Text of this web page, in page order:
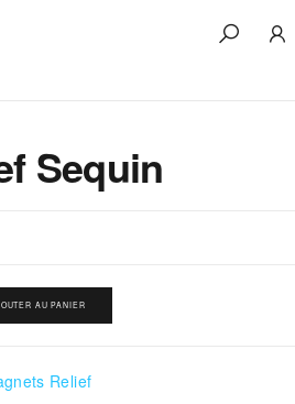
Sequin
AU PANIER
Relief